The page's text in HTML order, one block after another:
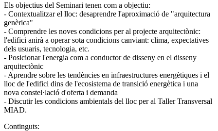
Els objectius del Seminari tenen com a objectiu:
- Contextualitzar el lloc: desaprendre l'aproximació de "arquitectura
genèrica"
- Comprendre les noves condicions per al projecte arquitectònic:
l'edifici anirà a operar sota condicions canviant: clima, expectatives
dels usuaris, tecnologia, etc.
- Posicionar l'energia com a conductor de disseny en el disseny
arquitectònic
- Aprendre sobre les tendències en infraestructures energètiques i el
lloc de l'edifici dins de l'ecosistema de transició energètica i una
nova constel·lació d'oferta i demanda
- Discutir les condicions ambientals del lloc per al Taller Transversal
MIAD.
Continguts: